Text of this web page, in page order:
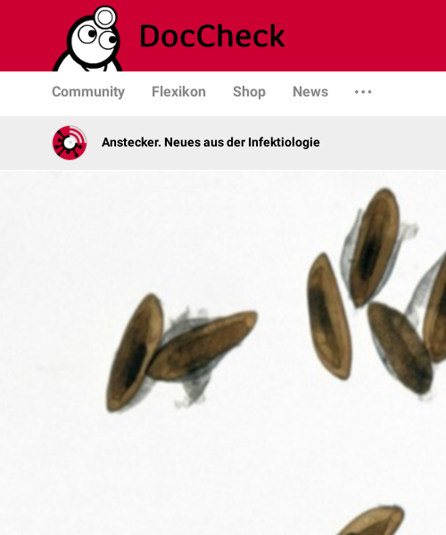
Community Flexikon Shop News
Anstecker. Neues aus der Infektiologie